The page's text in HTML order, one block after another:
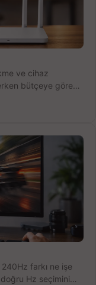
ve cihaz
bütçeye göre
farkı ne işe
Hz seçimini